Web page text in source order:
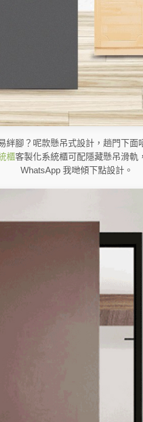
絆腳？呢款懸吊式設計，趟門下面
櫃客製化系統櫃可配隱藏懸吊滑軌
WhatsApp 我哋傾下點設計。